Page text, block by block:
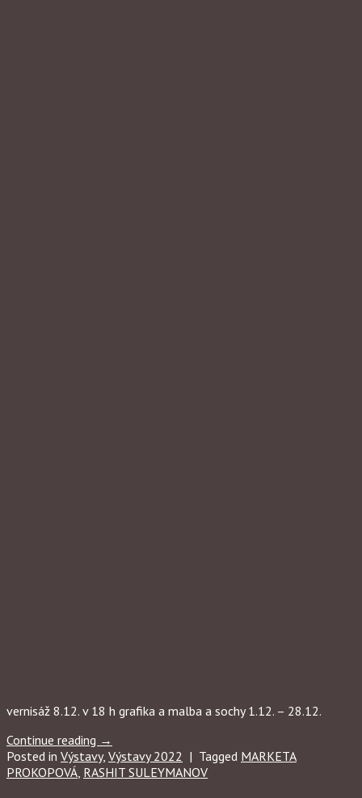
vernisáž 8.12. v 18 h grafika a malba a sochy 1.12. – 28.12.
Continue reading →
Posted in Výstavy, Výstavy 2022 | Tagged MARKETA
PROKOPOVÁ RASHIT SULEYMANOV